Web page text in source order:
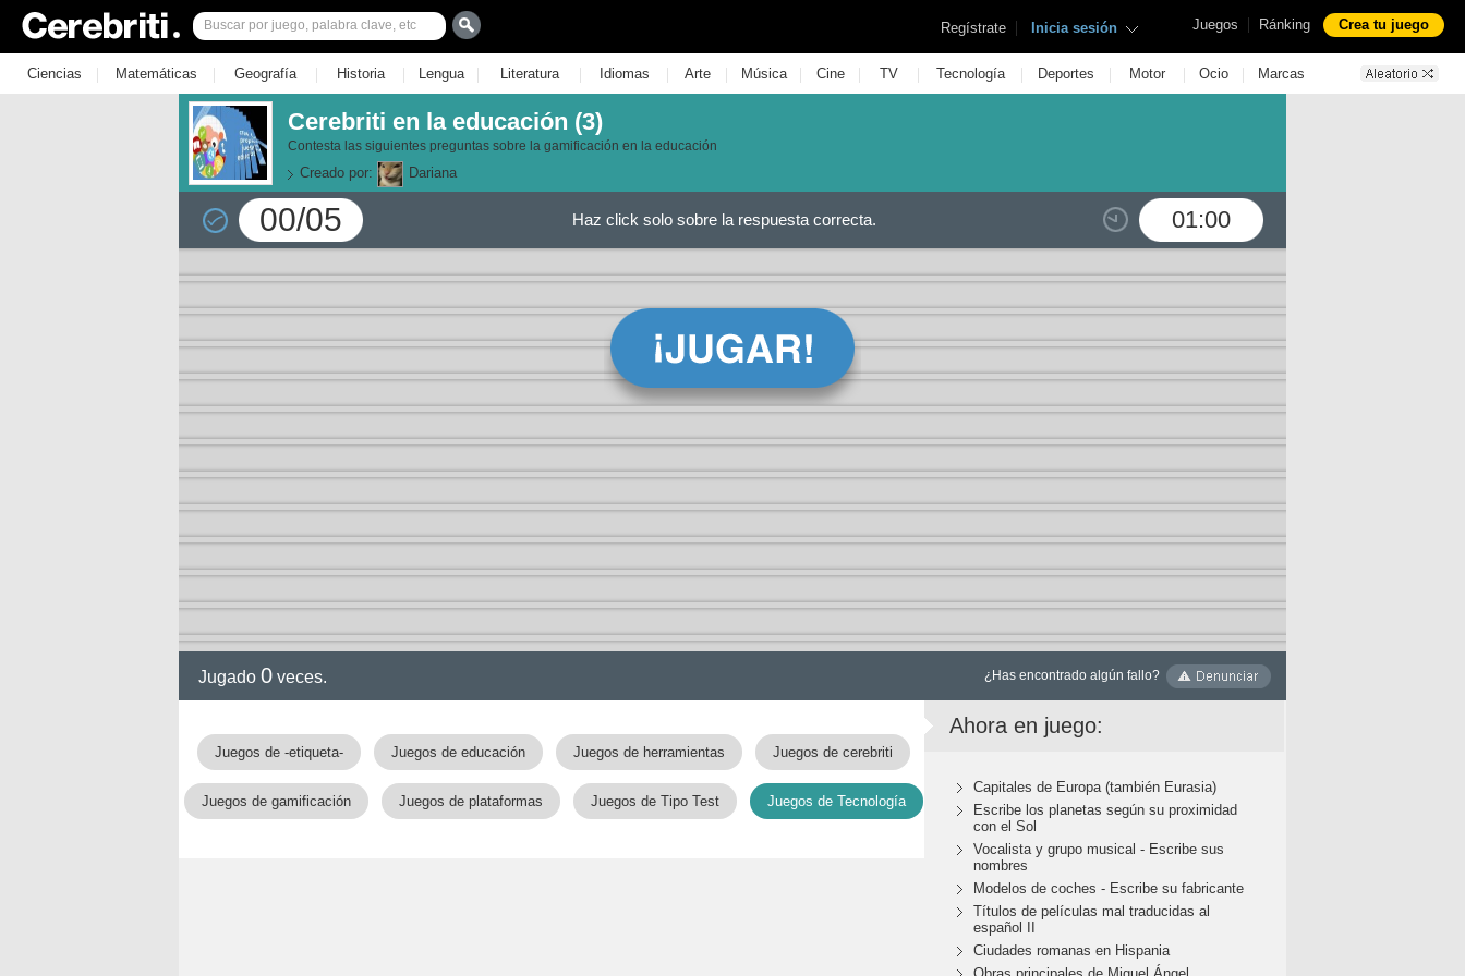
Juegos | Ránking Crea tu juego
Regístrate | Inicia sesión
Ciencias | Matemáticas | Geografía | Historia | Lengua | Literatura | Idiomas | Arte | Música | Cine | TV | Tecnología | Deportes | Motor | Ocio | Marcas
Cerebriti en la educación (3)
Contesta las siguientes preguntas sobre la gamificación en la educación
Creado por: Dariana
00/05 01:00
Haz click solo sobre la respuesta correcta.
Jugado 0 veces. ¿Has encontrado algún fallo?
Juegos de -etiqueta- Juegos de educación Juegos de herramientas Juegos de cerebriti
Juegos de gamificación Juegos de plataformas Juegos de Tipo Test Juegos de Tecnología
Ahora en juego:
Capitales de Europa (también Eurasia)
Escribe los planetas según su proximidad
con el Sol
Vocalista y grupo musical - Escribe sus
nombres
Modelos de coches - Escribe su fabricante
Títulos de películas mal traducidas al
español II
Ciudades romanas en Hispania